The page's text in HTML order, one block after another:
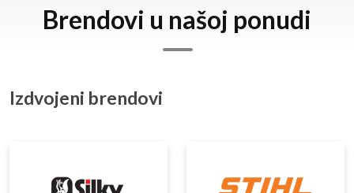
Brendovi u našoj ponudi
Izdvojeni brendovi